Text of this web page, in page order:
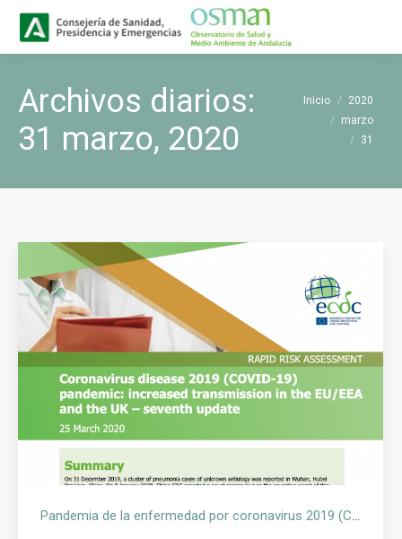
Archivos diarios:
31 marzo, 2020
Estás aquí:
Inicio
2020
marzo
31
Pandemia de la enfermedad por coronavirus 2019 (COVID-19): mayor transmisión en la UE / EEE y el Reino Unido – séptima actualización